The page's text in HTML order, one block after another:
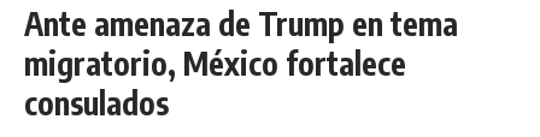
Ante amenaza de Trump en tema
migratorio, México fortalece
consulados